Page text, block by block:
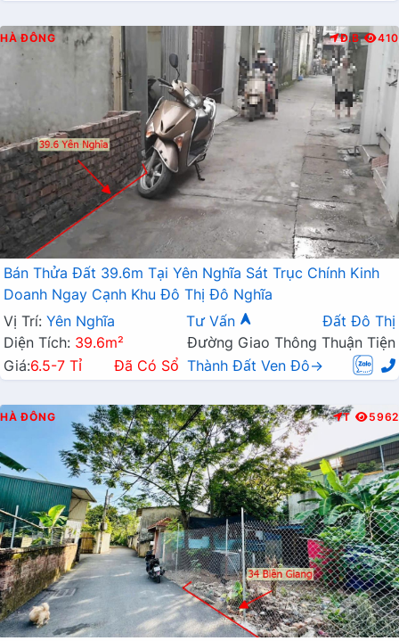
HÀ ĐÔNG Đ.B 410
Bán Thửa Đất 39.6m Tại Yên Nghĩa Sát Trục Chính Kinh
Doanh Ngay Cạnh Khu Đô Thị Đô Nghĩa
Vị Trí: Yên Nghĩa Tư Vấn
Đất Đô Thị
Diện Tích: 39.6m²
Đường Giao Thông Thuận Tiện
Giá:6.5-7 Tỉ Đã Có Sổ Thành Đất Ven Đô→
HÀ ĐÔNG T 5962